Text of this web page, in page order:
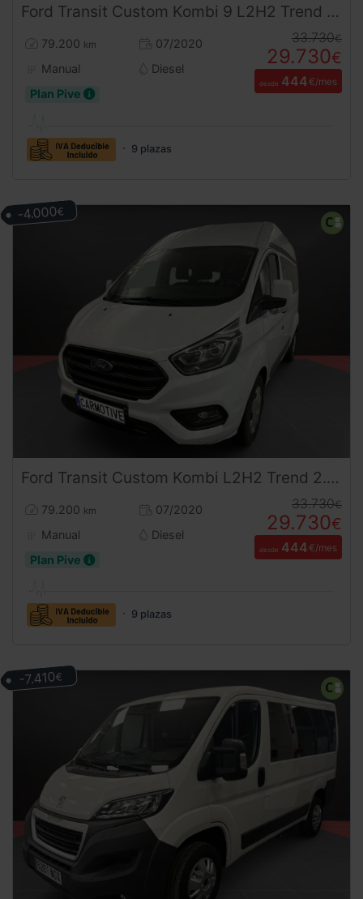
Ford Transit Custom Kombi 9 L2H2 Trend 2.0
79.200 km
07/2020
Manual
Diesel
Plan Pive
33.730€
29.730€
desde 444€/mes
9 plazas
Ford Transit Custom Kombi L2H2 Trend 2.0 | 9 Plazas | Desde 444€/mes
79.200 km
07/2020
Manual
Diesel
Plan Pive
33.730€
29.730€
desde 444€/mes
9 plazas
-4.000€
-7.410€